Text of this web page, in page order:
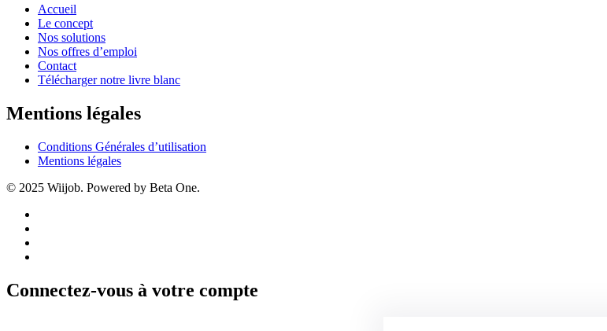
Accueil
Le concept
Nos solutions
Nos offres d’emploi
Contact
Télécharger notre livre blanc
Mentions légales
Conditions Générales d’utilisation
Mentions légales
© 2025 Wiijob. Powered by Beta One.
Connectez-vous à votre compte